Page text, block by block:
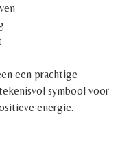
een prachtige
symbool voor
energie.